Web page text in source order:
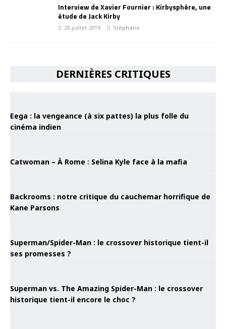
Interview de Xavier Fournier : Kirbysphère, une
étude de Jack Kirby
26 juillet 2019 Stéphane
DERNIÈRES CRITIQUES
Eega : la vengeance (à six pattes) la plus folle du
cinéma indien
Catwoman – À Rome : Selina Kyle face à la mafia
Backrooms : notre critique du cauchemar horrifique de
Kane Parsons
Superman/Spider-Man : le crossover historique tient-il
ses promesses ?
Superman vs. The Amazing Spider-Man : le crossover
historique tient-il encore le choc ?